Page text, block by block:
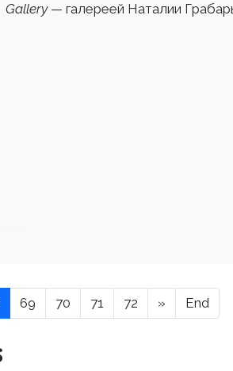
Gallery— галереей Наталии
69 70 71 72 » End